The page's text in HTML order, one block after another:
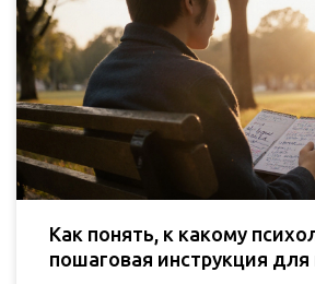
Как понять, к какому
пошаговая инструкция для